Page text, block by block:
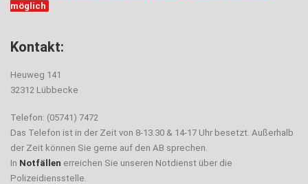
möglich
Kontakt:
Heuweg 141
32312 Lübbecke
Telefon: (05741) 7472
Das Telefon ist in der Zeit von 8-13.30 & 14-17 Uhr besetzt. Außerhalb
der Zeit können Sie gerne auf den AB sprechen.
In Notfällen erreichen Sie unseren Notdienst über die
Polizeidiensstelle.